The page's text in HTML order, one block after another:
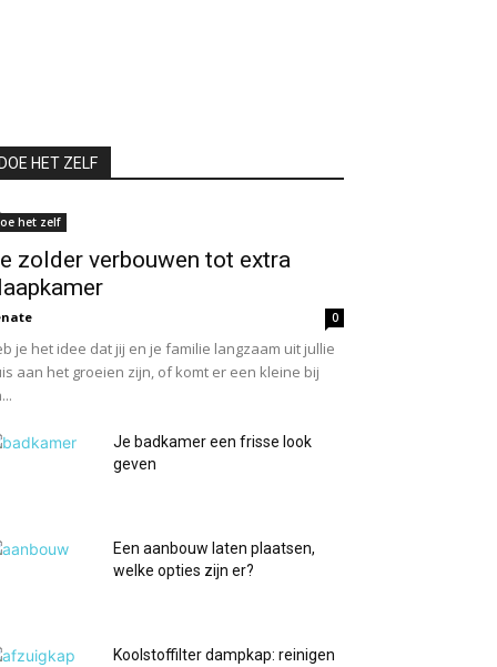
DOE HET ZELF
het zelf
zolder verbouwen tot extra
0
je het idee dat jij en je familie langzaam uit jullie
aan het groeien zijn, of komt er een kleine bij
Je badkamer een frisse look
geven
Een aanbouw laten plaatsen,
welke opties zijn er?
Koolstoffilter dampkap: reinigen